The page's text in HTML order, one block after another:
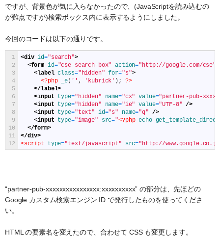
ですが、背景色が気に入らなかったので、(JavaScriptを読み込むの
が難点ですが)検索ボックス内に表示するようにしました。
今回のコードは以下の通りです。
1
2
3
4
5
6
7
8
9
10
11
12
<div id="search">
<form id="cse-search-box" action="http://google.com/cse"
<label class="hidden" for="s">
<?php
_e( '' , 'kubrick' ) ;
?>
</label>
<input type="hidden" name="cx" value="partner-pub-
<input type="hidden" name="ie" value="UTF-8" />
<input type="text" id="s" name="q" />
<input type="image" src="<?php echo
</form>
</div>
<script type="text/javascript" src="http://www.google.co.jp/
“partner-pub-xxxxxxxxxxxxxxxx:xxxxxxxxxx” の部分は、先ほどの
Google カスタム検索エンジン ID で発行したものを使ってくださ
い。
HTML の要素名を変えたので、合わせて CSS も変更します。